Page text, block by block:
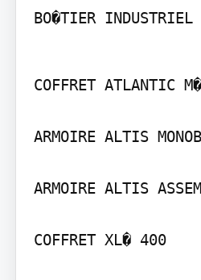
BO�TIER INDUSTRIEL
COFFRET ATLANTIC
ARMOIRE ALTIS
ARMOIRE ALTIS
COFFRET XL� 400